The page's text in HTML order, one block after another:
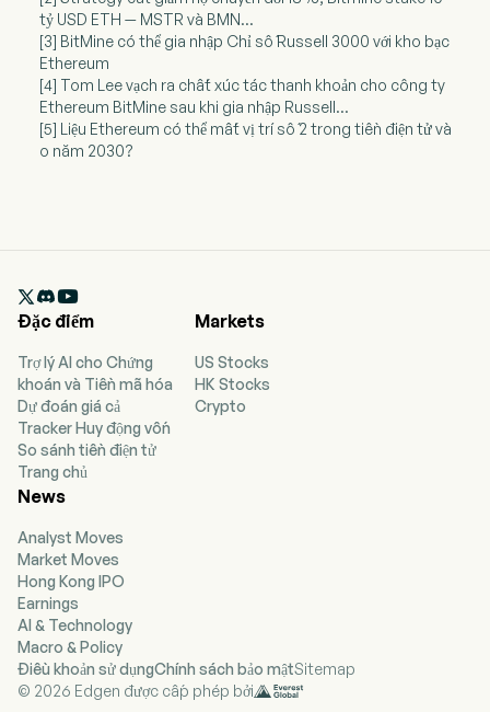
tỷ USD ETH — MSTR và BMN...
[3] BitMine có thể gia nhập Chỉ số Russell 3000 với kho bạc
Ethereum
[4] Tom Lee vạch ra chất xúc tác thanh khoản cho công ty
Ethereum BitMine sau khi gia nhập Russell...
[5] Liệu Ethereum có thể mất vị trí số 2 trong tiền điện tử và
o năm 2030?

Đặc điểm
Trợ lý AI cho Chứng
khoán và Tiền mã hóa
Dự đoán giá cả
Tracker Huy động vốn
So sánh tiền điện tử
Trang chủ
Markets
US Stocks
HK Stocks
Crypto
News
Analyst Moves
Market Moves
Hong Kong IPO
Earnings
AI & Technology
Macro & Policy
Điều khoản sử dụngChính sách bảo mậtSitemap
© 2026 Edgen được cấp phép bởi